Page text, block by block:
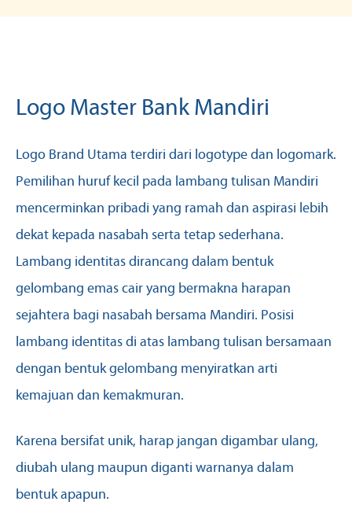
Logo Master Bank Mandiri
Logo Brand Utama terdiri dari logotype dan logomark.
Pemilihan huruf kecil pada lambang tulisan Mandiri
mencerminkan pribadi yang ramah dan aspirasi lebih
dekat kepada nasabah serta tetap sederhana.
Lambang identitas dirancang dalam bentuk
gelombang emas cair yang bermakna harapan
sejahtera bagi nasabah bersama Mandiri. Posisi
lambang identitas di atas lambang tulisan bersamaan
dengan bentuk gelombang menyiratkan arti
kemajuan dan kemakmuran.
Karena bersifat unik, harap jangan digambar ulang,
diubah ulang maupun diganti warnanya dalam
bentuk apapun.